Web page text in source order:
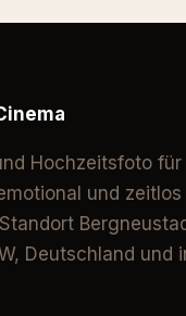
Hochzeitsfoto für
und
Deutschland und